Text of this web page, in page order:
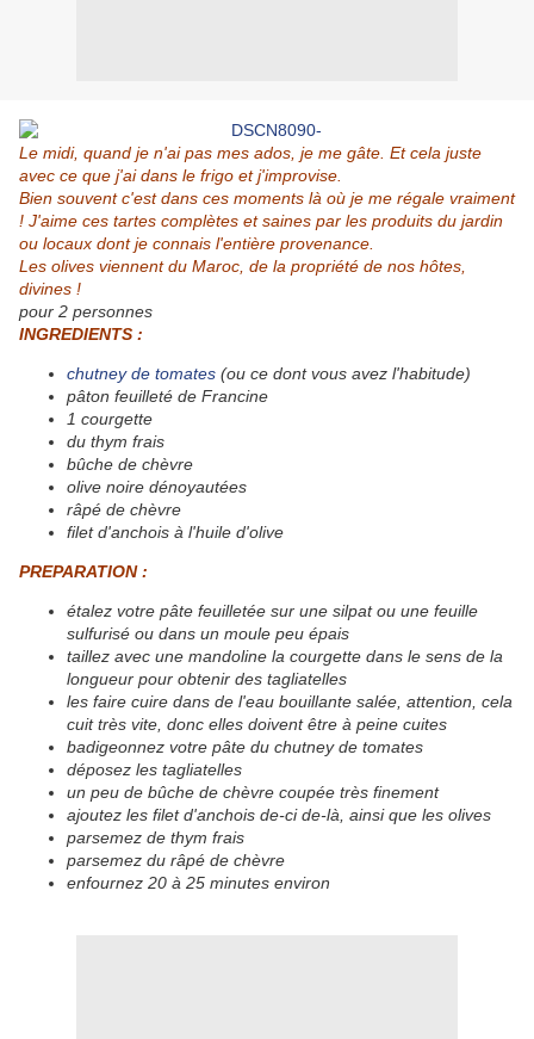
Le midi, quand je n'ai pas mes ados, je me gâte. Et cela juste
avec ce que j'ai dans le frigo et j'improvise.
Bien souvent c'est dans ces moments là où je me régale vraiment
! J'aime ces tartes complètes et saines par les produits du jardin
ou locaux dont je connais l'entière provenance.
Les olives viennent du Maroc, de la propriété de nos hôtes,
divines !
pour 2 personnes
INGREDIENTS :
chutney de tomates (ou ce dont vous avez l'habitude)
pâton feuilleté de Francine
1 courgette
du thym frais
bûche de chèvre
olive noire dénoyautées
râpé de chèvre
filet d'anchois à l'huile d'olive
PREPARATION :
étalez votre pâte feuilletée sur une silpat ou une feuille
sulfurisé ou dans un moule peu épais
taillez avec une mandoline la courgette dans le sens de la
longueur pour obtenir des tagliatelles
les faire cuire dans de l'eau bouillante salée, attention, cela
cuit très vite, donc elles doivent être à peine cuites
badigeonnez votre pâte du chutney de tomates
déposez les tagliatelles
un peu de bûche de chèvre coupée très finement
ajoutez les filet d'anchois de-ci de-là, ainsi que les olives
parsemez de thym frais
parsemez du râpé de chèvre
enfournez 20 à 25 minutes environ